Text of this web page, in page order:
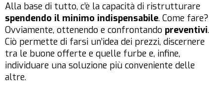
Alla base di tutto, c’è la capacità di ristrutturare
spendendo il minimo indispensabile. Come fare?
Ovviamente, ottenendo e confrontando preventivi.
Ciò permette di farsi un’idea dei prezzi, discernere
tra le buone offerte e quelle furbe e, infine,
individuare una soluzione più conveniente delle
altre.